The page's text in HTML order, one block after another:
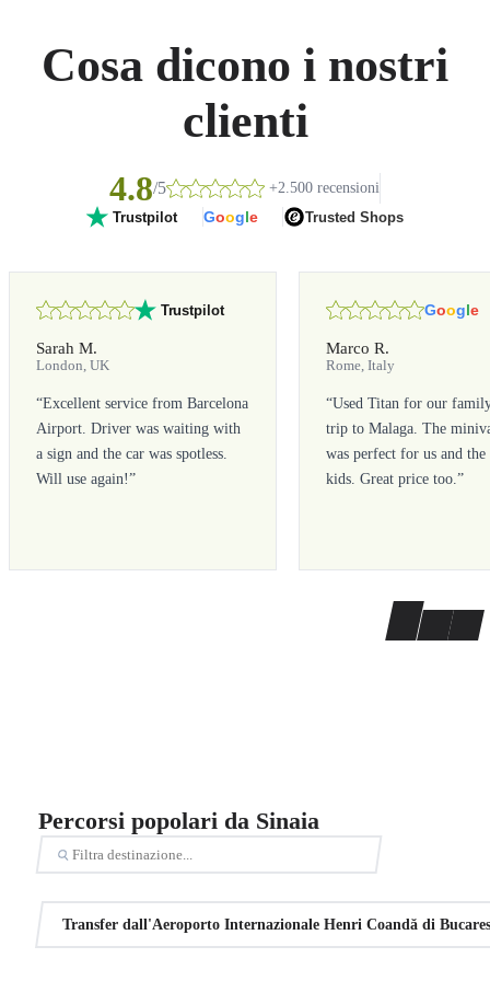
Cosa dicono i nostri
clienti
4.8/5 +2.500 recensioni
Trustpilot Google Trusted Shops
Trustpilot
Sarah M.
London, UK
“Excellent service from Barcelona
Airport. Driver was waiting with
a sign and the car was spotless.
Will use again!”
Google
Marco R.
Rome, Italy
“Used Titan for our
trip to Malaga. The
was perfect for us and the
kids. Great price too.”
Percorsi popolari da Sinaia
Transfer dall'Aeroporto Internazionale Henri Coandă di